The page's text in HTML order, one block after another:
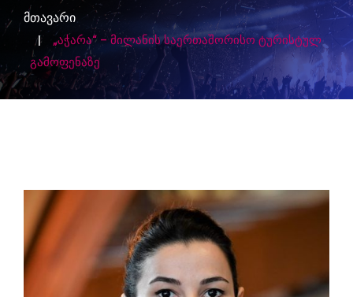
მთავარი
„აჭარა“ – მილანის საერთაშორისო ტურისტულ
გამოფენაზე